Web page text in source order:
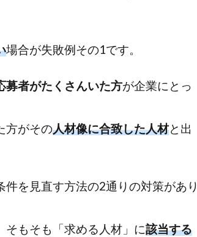
場合が失敗例その1です。
募者がたくさんいた方が企業にとっ
方がその人材像に合致した人材と出
を見直す方法の2通りの対策があり
そもそも「求める人材」に該当する